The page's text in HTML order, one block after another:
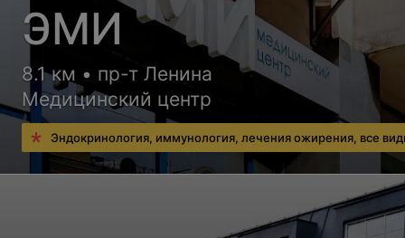
ЭМИ
8.1 км • пр-т Ленина
Медицинский центр
Эндокринология, иммунология, лечения ожирения, все